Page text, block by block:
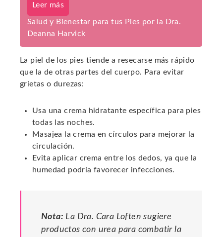
Leer más
Salud y Bienestar para tus Pies por la Dra.
Deanna Harvick
La piel de los pies tiende a resecarse más rápido
que la de otras partes del cuerpo. Para evitar
grietas o durezas:
Usa una crema hidratante específica para pies
todas las noches.
Masajea la crema en círculos para mejorar la
circulación.
Evita aplicar crema entre los dedos, ya que la
humedad podría favorecer infecciones.
Nota: La Dra. Cara Loften sugiere
productos con urea para combatir la